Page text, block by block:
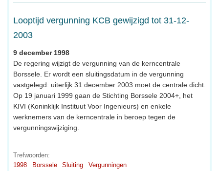
Looptijd vergunning KCB gewijzigd tot 31-12-
2003
9 december 1998
De regering wijzigt de vergunning van de kerncentrale
Borssele. Er wordt een sluitingsdatum in de vergunning
vastgelegd: uiterlijk 31 december 2003 moet de centrale dicht.
Op 19 januari 1999 gaan de Stichting Borssele 2004+, het
KIVI (Koninklijk Instituut Voor Ingenieurs) en enkele
werknemers van de kerncentrale in beroep tegen de
vergunningswijziging.
Trefwoorden:
1998
Borssele Sluiting Vergunningen